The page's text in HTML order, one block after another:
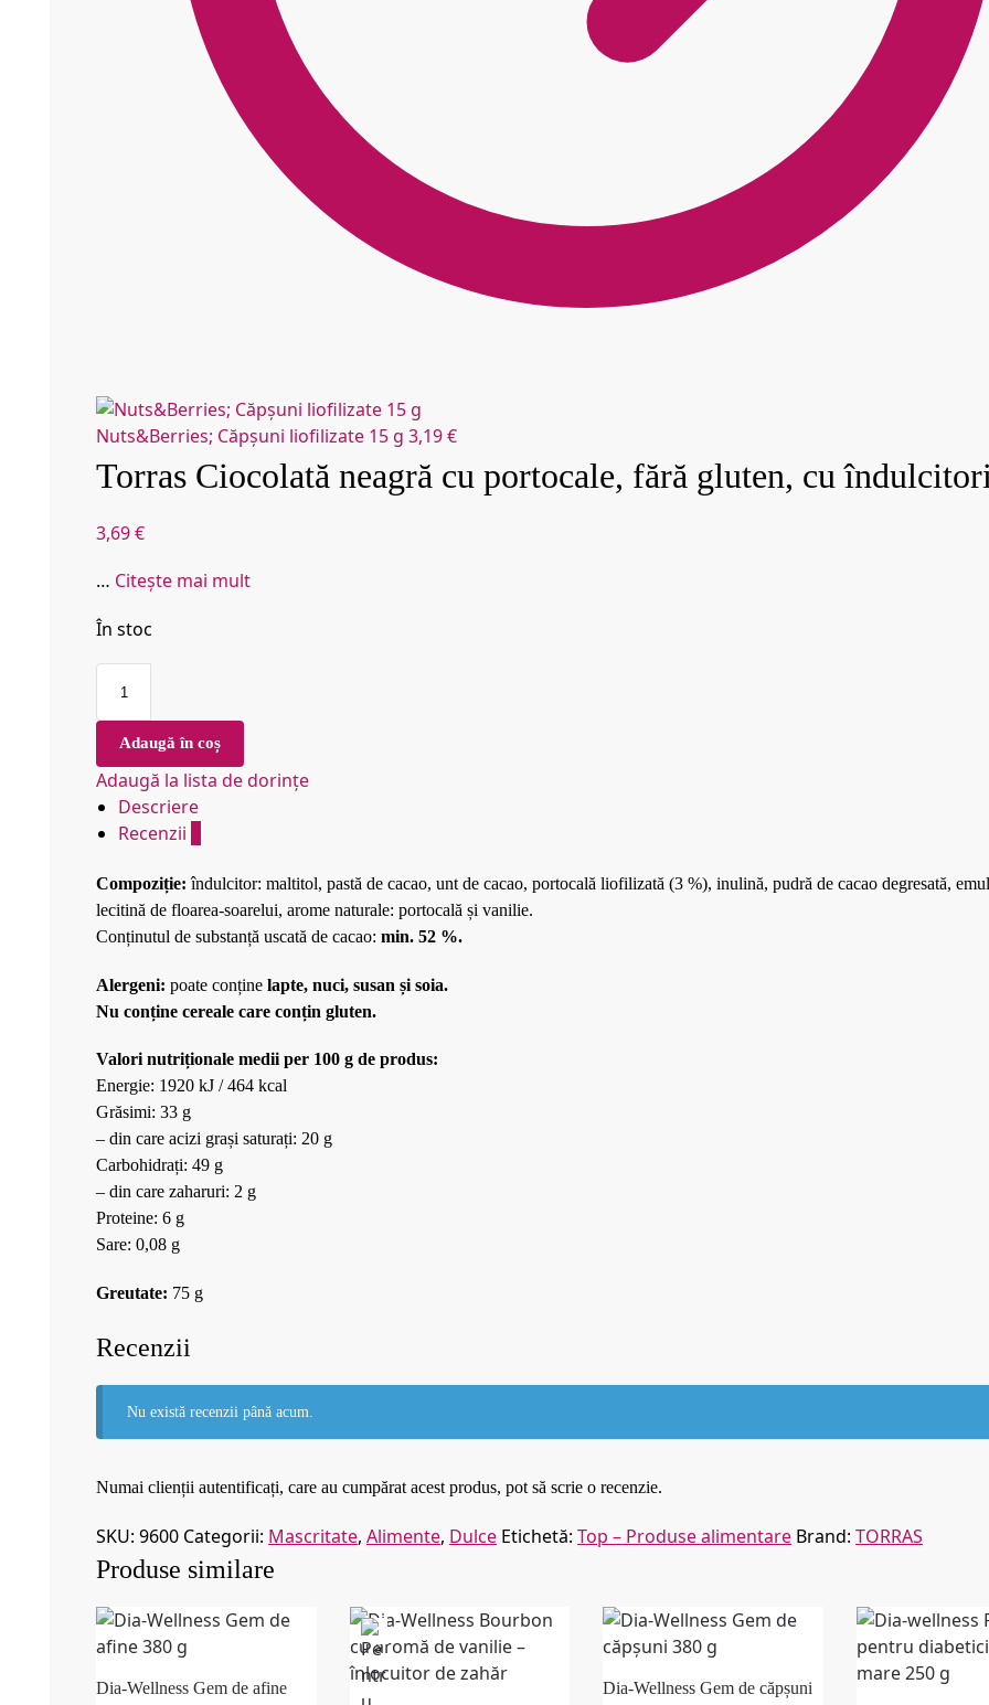
Nuts&Berries; Căpșuni liofilizate 15 g 3,19€
Torras Ciocolată neagră cu portocale, fără gluten, cu
3,69€
… Citește mai mult
În stoc
Adaugă în coș
Adaugă la lista de dorințe
Descriere
Recenzii
Compoziție: îndulcitor: maltitol, pastă de cacao, unt de cacao, portocală liofilizată (3 %), inulină, pudră de cacao degresată,
lecitină de floarea-soarelui, arome naturale: portocală și vanilie.
Conținutul de substanță uscată de cacao: min. 52 %.
Alergeni: poate conține lapte, nuci, susan și soia.
Nu conține cereale care conțin gluten.
Valori nutriționale medii per 100 g de produs:
Energie: 1920 kJ / 464 kcal
Grăsimi: 33 g
– din care acizi grași saturați: 20 g
Carbohidrați: 49 g
– din care zaharuri: 2 g
Proteine: 6 g
Sare: 0,08 g
Greutate: 75 g
Recenzii
Nu există recenzii până acum.
Numai clienții autentificați, care au cumpărat acest produs, pot să scrie o recenzie.
SKU: 9600 Categorii: Mascritate, Alimente, Dulce Etichetă: Top – Produse alimentare Brand: TORRAS
Produse similare
Dia-Wellness Gem de afine
Dia-Wellness Gem de căpșuni